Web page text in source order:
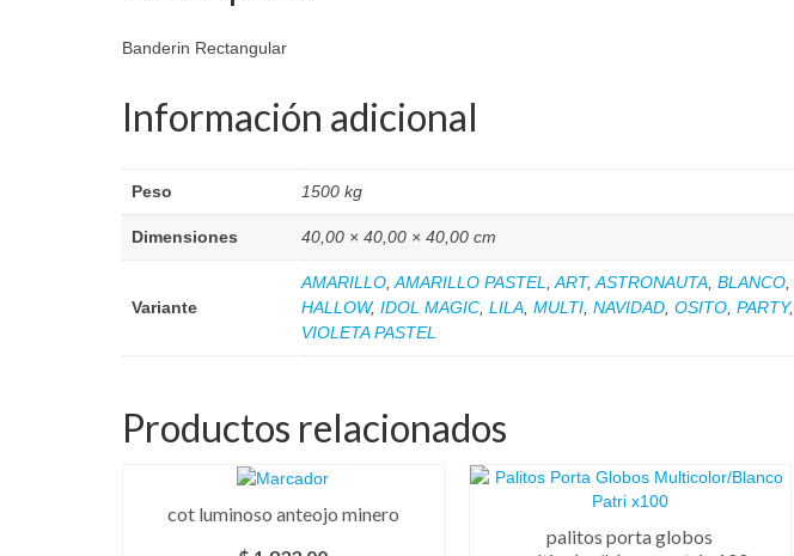
Banderin Rectangular
Información adicional
Peso 1500 kg
Dimensiones 40,00 × 40,00 × 40,00 cm
Variante
AMARILLO AMARILLO PASTEL ART, ASTRONAUTA BLANCO
HALLOW, IDOL MAGIC LILA MULTI NAVIDAD OSITO PARTY,
VIOLETA PASTEL
Productos relacionados
cot luminoso anteojo minero
palitos porta globos